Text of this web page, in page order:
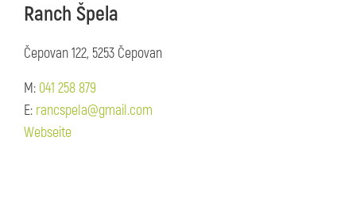
Ranch Špela
Čepovan 122, 5253 Čepovan
M: 041 258 879
E: rancspela@gmail.com
Webseite